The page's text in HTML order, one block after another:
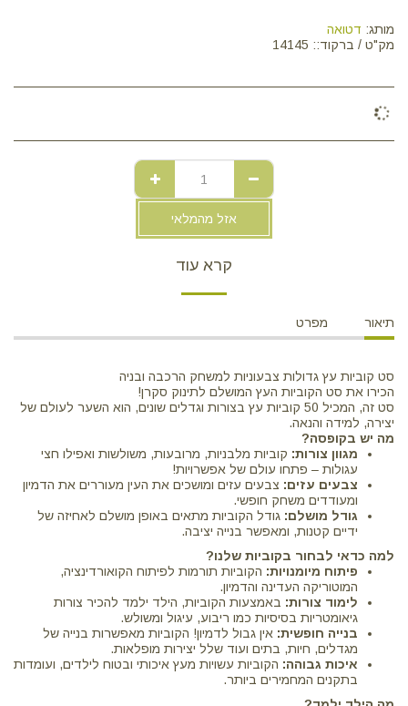
מותג: דטואה
מק"ט / ברקוד:: 14145
אזל מהמלאי
קרא עוד
תיאור מפרט
סט קוביות עץ גדולות צבעוניות למשחק הרכבה ובניה
הכירו את סט הקוביות העץ המושלם לתינוק סקרן!
סט זה, המכיל 50 קוביות עץ בצורות וגדלים שונים, הוא השער לעולם של
יצירה, למידה והנאה.
מה יש בקופסה?
מגוון צורות: קוביות מלבניות, מרובעות, משולשות ואפילו חצי
עגולות – פתחו עולם של אפשרויות!
צבעים עזים: צבעים עזים ומושכים את העין מעוררים את הדמיון
ומעודדים משחק חופשי.
גודל מושלם: גודל הקוביות מתאים באופן מושלם לאחיזה של
ידיים קטנות, ומאפשר בנייה יציבה.
למה כדאי לבחור בקוביות שלנו?
פיתוח מיומנויות: הקוביות תורמות לפיתוח הקואורדינציה,
המוטוריקה העדינה והדמיון.
לימוד צורות: באמצעות הקוביות, הילד ילמד להכיר צורות
גיאומטריות בסיסיות כמו ריבוע, עיגול ומשולש.
בנייה חופשית: אין גבול לדמיון! הקוביות מאפשרות בנייה של
מגדלים, חיות, בתים ועוד שלל יצירות מופלאות.
איכות גבוהה: הקוביות עשויות מעץ איכותי ובטוח לילדים, ועומדות
בתקנים המחמירים ביותר.